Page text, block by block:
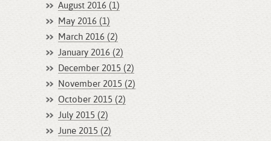
August 2016 (1)
May 2016 (1)
March 2016 (2)
January 2016 (2)
December 2015 (2)
November 2015 (2)
October 2015 (2)
July 2015 (2)
June 2015 (2)